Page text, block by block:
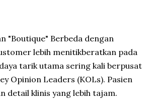
"Boutique" Berbeda dengan
lebih menitikberatkan pada
tarik utama sering kali berpusat
Opinion Leaders (KOLs). Pasien
detail klinis yang lebih tajam.